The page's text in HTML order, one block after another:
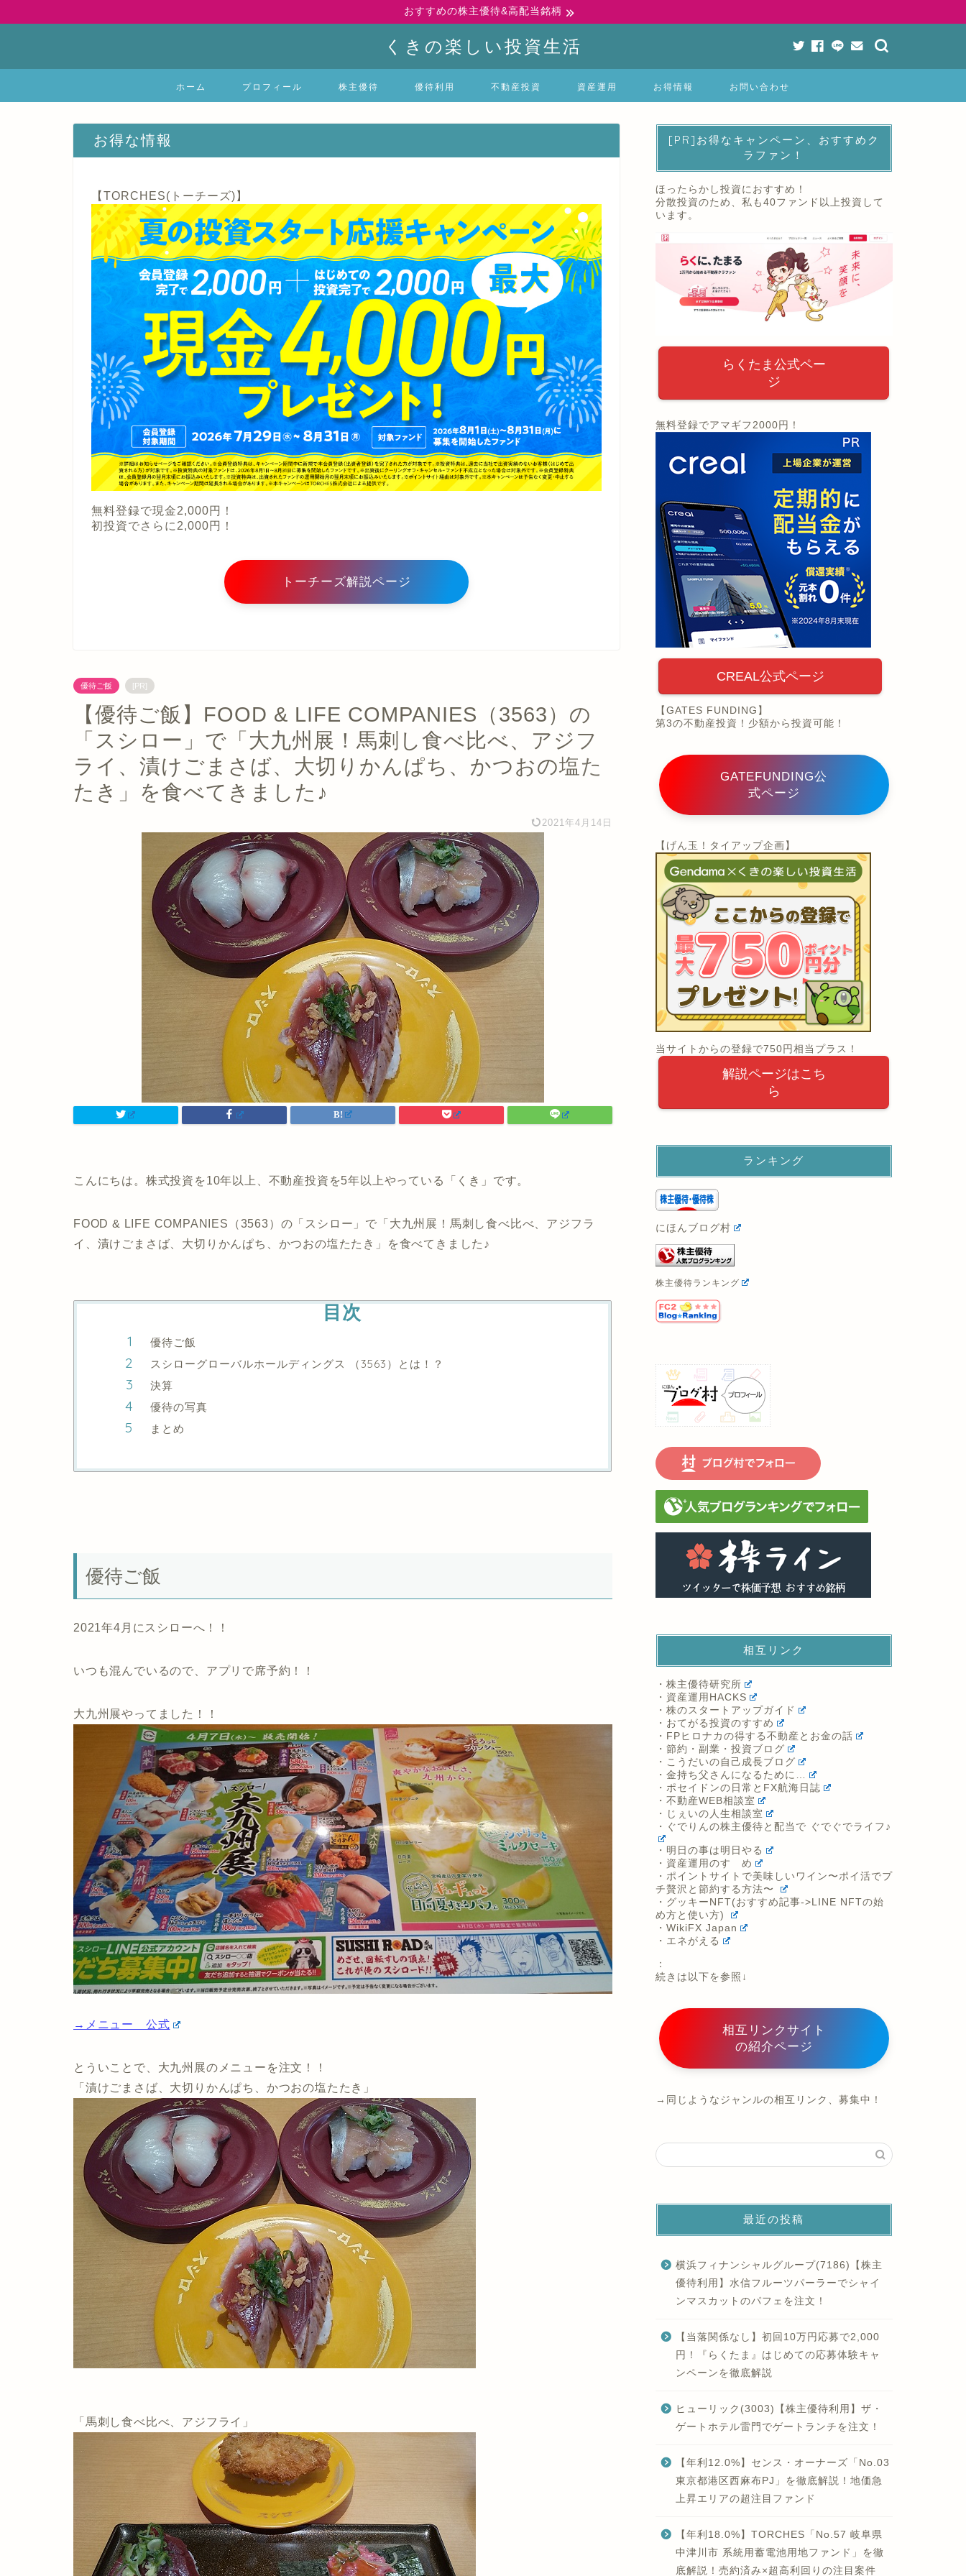
おすすめの株主優待&高配当銘柄
くきの楽しい投資生活
ホーム プロフィール 株主優待 優待利用 不動産投資 資産運用 お得情報 お問い合わせ
お得な情報
【TORCHES(トーチーズ)】
無料登録で現金2,000円！
初投資でさらに2,000円！
トーチーズ解説ページ
優待ご飯 [PR]
【優待ご飯】FOOD & LIFE COMPANIES（3563）の
「スシロー」で「大九州展！馬刺し食べ比べ、アジフ
ライ、漬けごまさば、大切りかんぱち、かつおの塩た
たき」を食べてきました♪
2021年4月14日
こんにちは。株式投資を10年以上、不動産投資を5年以上やっている「くき」です。
FOOD & LIFE COMPANIES（3563）の「スシロー」で「大九州展！馬刺し食べ比べ、アジフラ
イ、漬けごまさば、大切りかんぱち、かつおの塩たたき」を食べてきました♪
目次
優待ご飯
スシローグローバルホールディングス （3563）とは！？
決算
優待の写真
まとめ
優待ご飯
2021年4月にスシローへ！！
いつも混んでいるので、アプリで席予約！！
大九州展やってました！！
→メニュー 公式
とういことで、大九州展のメニューを注文！！
「漬けごまさば、大切りかんぱち、かつおの塩たたき」
「馬刺し食べ比べ、アジフライ」
[PR]お得なキャンペーン、おすすめク
ラファン！
ほったらかし投資におすすめ！
分散投資のため、私も40ファンド以上投資して
います。
らくたま公式ペー
ジ
無料登録でアマギフ2000円！
CREAL公式ページ
【GATES FUNDING】
第3の不動産投資！少額から投資可能！
GATEFUNDING公
式ページ
【げん玉！タイアップ企画】
当サイトからの登録で750円相当プラス！
解説ページはこち
ら
ランキング
にほんブログ村
株主優待ランキング
相互リンク
・株主優待研究所
・資産運用HACKS
・株のスタートアップガイド
・おてがる投資のすすめ
・FPヒロナカの得する不動産とお金の話
・節約・副業・投資ブログ
・こうだいの自己成長ブログ
・金持ち父さんになるために…
・ポセイドンの日常とFX航海日誌
・不動産WEB相談室
・じぇいの人生相談室
・ぐでりんの株主優待と配当で ぐでぐでライフ♪
・明日の事は明日やる
・資産運用のすゝめ
・ポイントサイトで美味しいワイン〜ポイ活でプ
チ贅沢と節約する方法〜
・グッキーNFT(おすすめ記事->LINE NFTの始
め方と使い方)
・WikiFX Japan
・エネがえる
：
続きは以下を参照↓
相互リンクサイト
の紹介ページ
→同じようなジャンルの相互リンク、募集中！
最近の投稿
横浜フィナンシャルグループ(7186)【株主
優待利用】水信フルーツパーラーでシャイ
ンマスカットのパフェを注文！
【当落関係なし】初回10万円応募で2,000
円！『らくたま』はじめての応募体験キャ
ンペーンを徹底解説
ヒューリック(3003)【株主優待利用】ザ・
ゲートホテル雷門でゲートランチを注文！
【年利12.0%】センス・オーナーズ「No.03
東京都港区西麻布PJ」を徹底解説！地価急
上昇エリアの超注目ファンド
【年利18.0%】TORCHES「No.57 岐阜県
中津川市 系統用蓄電池用地ファンド」を徹
底解説！売約済み×超高利回りの注目案件